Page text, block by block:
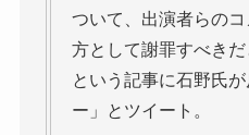
ついて、出演者らの
方として謝罪すべき
という記事に石野氏
ー」とツイート。